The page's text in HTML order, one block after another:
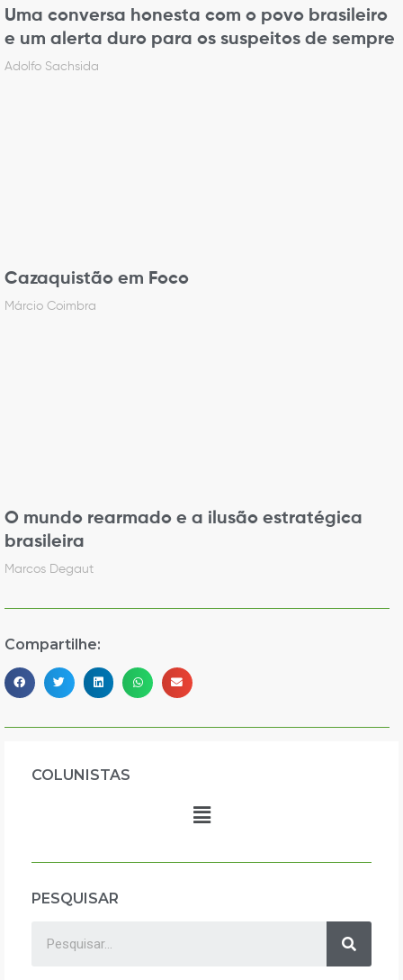
Uma conversa honesta com o povo brasileiro
e um alerta duro para os suspeitos de sempre
Adolfo Sachsida
Cazaquistão em Foco
Márcio Coimbra
O mundo rearmado e a ilusão estratégica
brasileira
Marcos Degaut
Compartilhe:
COLUNISTAS
PESQUISAR